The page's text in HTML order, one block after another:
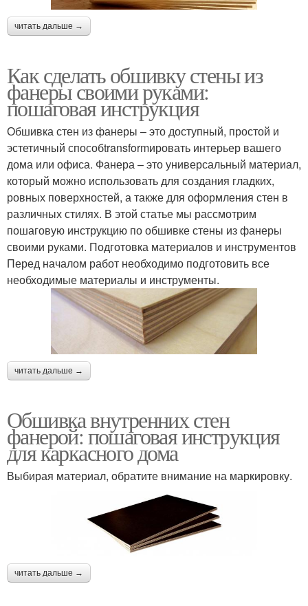
читать дальше →
Как сделать обшивку стены из
фанеры своими руками:
пошаговая инструкция
Обшивка стен из фанеры – это доступный, простой и
эстетичный способtransformировать интерьер вашего
дома или офиса. Фанера – это универсальный материал,
который можно использовать для создания гладких,
ровных поверхностей, а также для оформления стен в
различных стилях. В этой статье мы рассмотрим
пошаговую инструкцию по обшивке стены из фанеры
своими руками. Подготовка материалов и инструментов
Перед началом работ необходимо подготовить все
необходимые материалы и инструменты.
читать дальше →
Обшивка внутренних стен
фанерой: пошаговая инструкция
для каркасного дома
Выбирая материал, обратите внимание на маркировку.
читать дальше →